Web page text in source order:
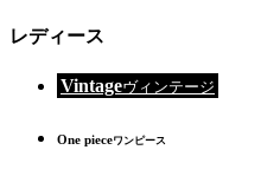
レディース
Vintageヴィンテージ
One pieceワンピース